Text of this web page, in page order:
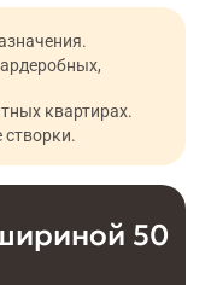
квартирах.
50